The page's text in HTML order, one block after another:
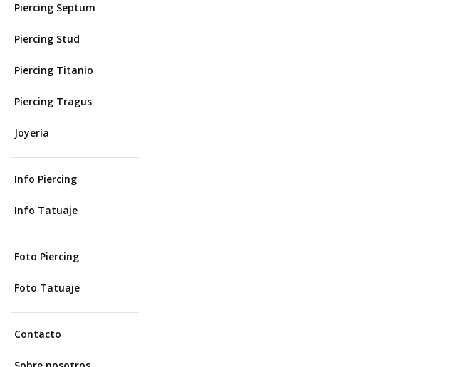
Piercing Septum
Piercing Stud
Piercing Titanio
Piercing Tragus
Joyería
Info Piercing
Info Tatuaje
Foto Piercing
Foto Tatuaje
Contacto